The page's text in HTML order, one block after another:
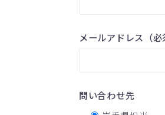
メールアドレス（必
問い合わせ先